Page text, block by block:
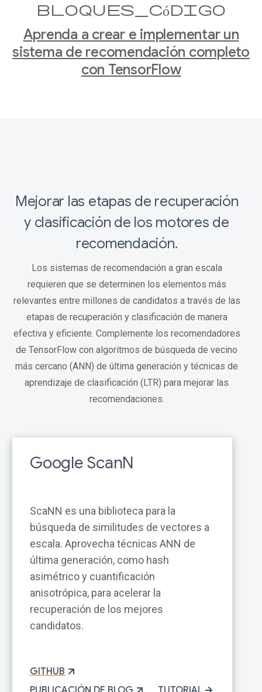
bloques_código
Aprenda a crear e implementar un
sistema de recomendación completo
con TensorFlow
Mejorar las etapas de recuperación
y clasificación de los motores de
recomendación.
Los sistemas de recomendación a gran escala
requieren que se determinen los elementos más
relevantes entre millones de candidatos a través de las
etapas de recuperación y clasificación de manera
efectiva y eficiente. Complemente los recomendadores
de TensorFlow con algoritmos de búsqueda de vecino
más cercano (ANN) de última generación y técnicas de
aprendizaje de clasificación (LTR) para mejorar las
recomendaciones.
Google ScanN
ScaNN es una biblioteca para la
búsqueda de similitudes de vectores a
escala. Aprovecha técnicas ANN de
última generación, como hash
asimétrico y cuantificación
anisotrópica, para acelerar la
recuperación de los mejores
candidatos.
GITHUB